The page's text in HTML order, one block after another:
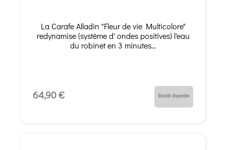
La Carafe Alladin "Fleur de vie Multicolore"
redynamise (système d' ondes positives) l'eau
du robinet en 3 minutes...
64,90 € Bientôt disponible